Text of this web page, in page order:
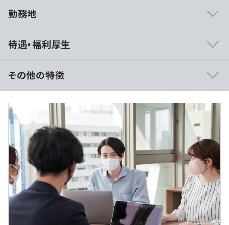
・大手企業の基幹システム開発
・電子カルテなど医療分野のシステム開発
・仮想通過の領域におけるAI開発
・スマートシティの構築におけるIoT開発
外部のセミナーや、Web研修に参加する費用を補助して
スキルアップ、スキルチェンジが可能です。
・エンジニアのフォロー体制が整っています。
担当者は元々エンジニアのため、プロジェクト状況も把握
しています。
現在は月2回面談を実施、エンジニアの相談を受け付けて
勤務地
待遇・福利厚生
年収：450万～600万円
月収：32.2万円以上～46.5万円以上
賞与：2か月
※みなし残業代2.6万円～3.6万円を含む（超過分支給）
※経験・能力を考慮の上、当社規定により決定いたしま
す。
（※ は年収提示額を保証するものではありません）
その他の特徴